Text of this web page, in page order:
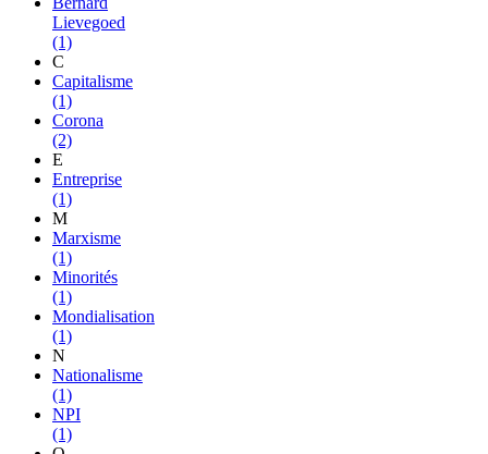
Lievegoed
(1)
C
Capitalisme
(1)
Corona
(2)
E
Entreprise
(1)
M
Marxisme
(1)
Minorités
(1)
Mondialisation
(1)
N
Nationalisme
(1)
NPI
(1)